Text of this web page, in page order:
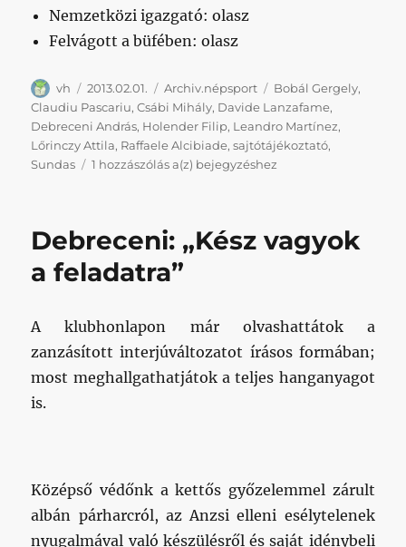
Nemzetközi igazgató: olasz
Felvágott a büfében: olasz
Szerző
vh Közzétéve
2013.02.01. Kategória
Archiv.népsport Címke
Bobál Gergely,
Claudiu Pascariu,Csábi Mihály, Davide Lanzafame,
Debreceni András, Holender Filip, Leandro Martínez,
Lőrinczy Attila, Raffaele Alcibiade,sajtótájékoztató,
Sundas
1 hozzászólás a(z) Bemutatták
Calciót
bejegyzéshez
Debreceni: „Kész vagyok
a feladatra”
A klubhonlapon már olvashattátok a
zanzásított interjúváltozatot írásos formában;
most meghallgathatjátok a teljes hanganyagot
is.
Középső védőnk a kettős győzelemmel zárult
albán párharcról, az Anzsi elleni esélytelenek
nyugalmával való készülésről és saját idénybeli